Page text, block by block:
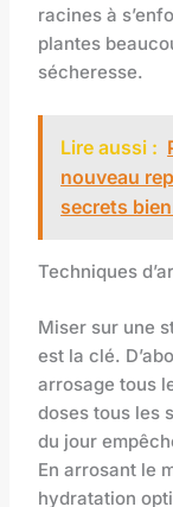
racines à
plantes
sécheresse.
Lire aussi :
nouveau
secrets
Techniques
Miser sur une
est la clé.
arrosage tous
doses tous les
du jour
En arrosant le
hydratation